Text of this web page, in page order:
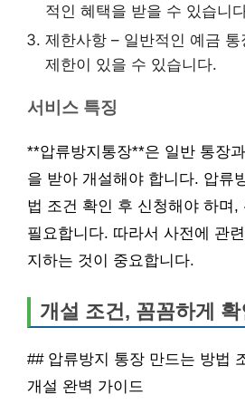
적인 혜택을 받을 수 있습니
제한사항 – 일반적인 예금
제한이 있을 수 있습니다.
서비스 특징
**압류방지통장**은 일반 통장
을 받아 개설해야 합니다. 압류
법 조건 확인 후 신청해야 하며,
필요합니다. 따라서 사전에 관
지하는 것이 중요합니다.
개설 조건, 꼼꼼하게
## 압류방지 통장 만드는 방법
개설 완벽 가이드